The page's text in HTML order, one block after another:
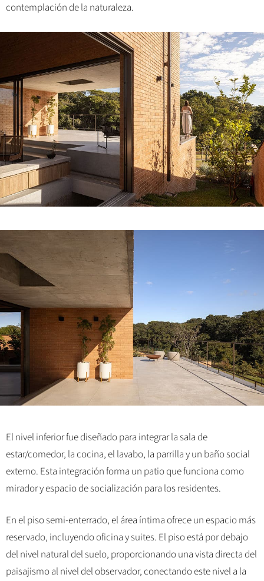
contemplación de la naturaleza.
El nivel inferior fue diseñado para integrar la sala de
estar/comedor, la cocina, el lavabo, la parrilla y un baño social
externo. Esta integración forma un patio que funciona como
mirador y espacio de socialización para los residentes.
En el piso semi-enterrado, el área íntima ofrece un espacio más
reservado, incluyendo oficina y suites. El piso está por debajo
del nivel natural del suelo, proporcionando una vista directa del
paisajismo al nivel del observador, conectando este nivel a la